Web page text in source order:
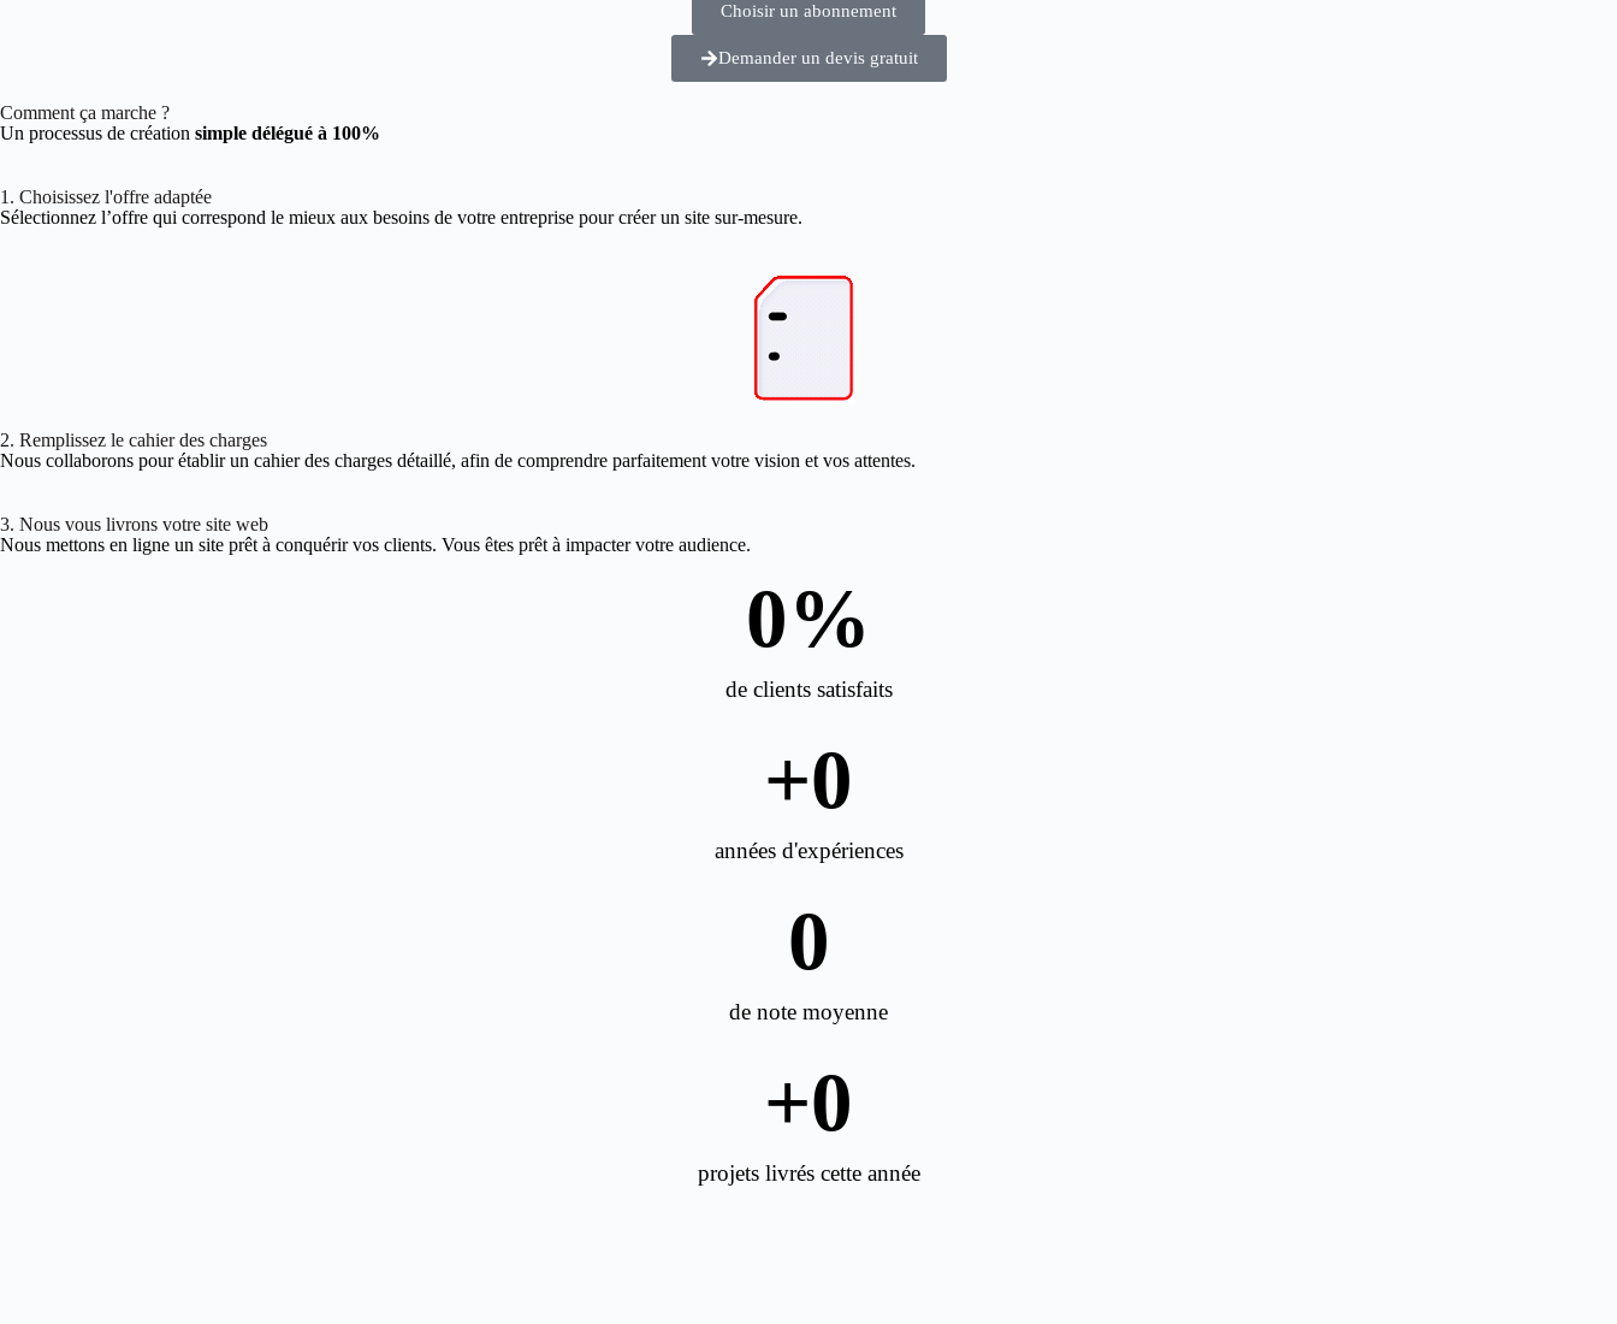
Choisir un abonnement
Demander un devis gratuit
Comment ça marche ?
Un processus de création simple délégué à 100%
1. Choisissez l'offre adaptée
Sélectionnez l’offre qui correspond le mieux aux besoins de votre entreprise pour créer un site sur-mesure.
2. Remplissez le cahier des charges
Nous collaborons pour établir un cahier des charges détaillé, afin de comprendre parfaitement votre vision et vos attentes.
3. Nous vous livrons votre site web
Nous mettons en ligne un site prêt à conquérir vos clients. Vous êtes prêt à impacter votre audience.
de clients satisfaits
0%
années d'expériences
+0
de note moyenne
0
projets livrés cette année
+0